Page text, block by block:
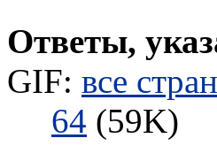
Ответы,
GIF: все
64 (59K)